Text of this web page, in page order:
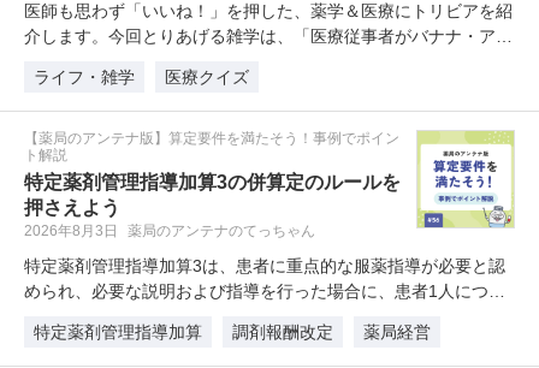
医師も思わず「いいね！」を押した、薬学＆医療にトリビアを紹
介します。今回とりあげる雑学は、「医療従事者がバナナ・アボ
ライフ・雑学
医療クイズ
【薬局のアンテナ版】算定要件を満たそう！事例でポイン
ト解説
特定薬剤管理指導加算3の併算定のルールを
押さえよう
2026年8月3日 薬局のアンテナのてっちゃん
特定薬剤管理指導加算3は、患者に重点的な服薬指導が必要と認
められ、必要な説明および指導を行った場合に、患者1人につき
特定薬剤管理指導加算
調剤報酬改定 薬局経営